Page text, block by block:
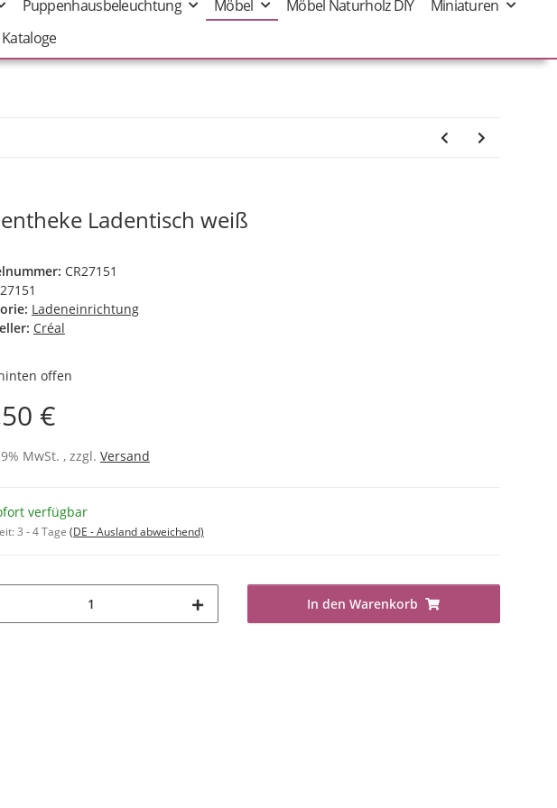
Puppenhausbeleuchtung Möbel Möbel Naturholz DIY
Miniaturen
Kataloge
Ladentisch weiß
CR27151
27151
Ladeneinrichtung
Créal
offen
€
MwSt. , zzgl. Versand
verfügbar
3 - 4 Tage (DE - Ausland abweichend)
In den Warenkorb